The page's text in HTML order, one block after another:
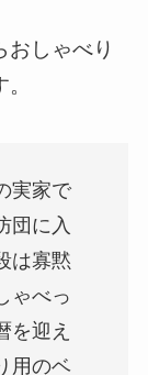
おしゃべり
実家で
団に入
は寡黙
ゃべっ
を迎え
用のベ